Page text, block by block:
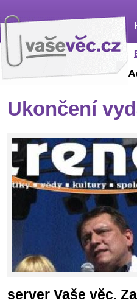
Ukončení
server Vaše věc.